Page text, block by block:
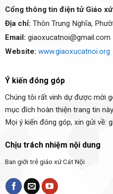
Cổng thông tin điện tử Giáo
Địa chỉ: Thôn Trung Nghĩa,
Email: giaoxucatnoi@gmail.com
Website: www.giaoxucatnoi.org
Ý kiến đóng góp
Chúng tôi rất vinh dự được mời
mục đích hoàn thiện trang tin
Mọi ý kiến đóng góp, xin gửi về:
Chịu trách nhiệm nội dung
Ban giới trẻ giáo xứ Cát Nội